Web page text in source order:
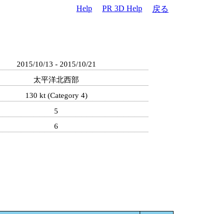
Help PR 3D Help 戻る
2015/10/13 - 2015/10/21
太平洋北西部
130 kt (Category 4)
5
6